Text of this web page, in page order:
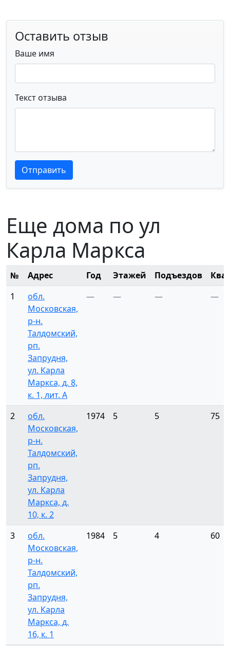
Оставить отзыв
Ваше имя
Текст отзыва
Текст отзыва
Текст отзыва
Отправить
Еще дома по ул
Карла Маркса
№ Адрес Год Этажей Подъездов
1
обл.
Московская,
р-н.
Талдомский,
рп.
Запрудня,
ул. Карла
Маркса, д. 8,
к. 1, лит. А
— — — —
2
обл.
Московская,
р-н.
Талдомский,
рп.
Запрудня,
ул. Карла
Маркса, д.
10, к. 2
1974 5 5 75
3
обл.
Московская,
р-н.
Талдомский,
рп.
Запрудня,
ул. Карла
Маркса, д.
16, к. 1
1984 5 4 60